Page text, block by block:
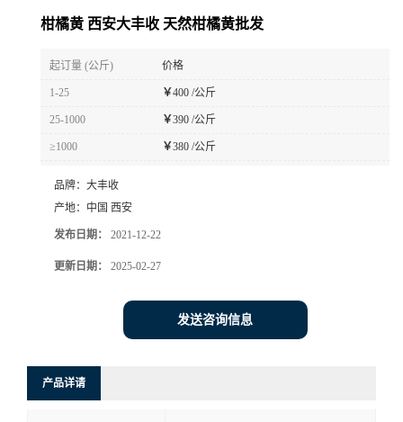
柑橘黄 西安大丰收 天然柑橘黄批发
起订量 (公斤) 价格
1-25 ￥400 /公斤
25-1000 ￥390 /公斤
≥1000 ￥380 /公斤
品牌： 大丰收
产地： 中国 西安
发布日期： 2021-12-22
更新日期： 2025-02-27
发送咨询信息
产品详请